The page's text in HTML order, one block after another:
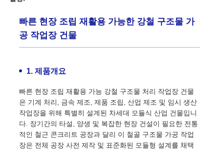
빠른 현장 조립 재활용 가능한 강철 구조물 가
공 작업장 건물
1. 제품개요
빠른 현장 조립 재활용 가능 강철 구조물 처리 작업장 건물
은 기계 처리, 금속 제조, 제품 조립, 산업 제조 및 임시 생산
작업장을 위해 특별히 설계된 차세대 모듈식 산업 건물입니
다. 장기간의 타설, 양생 및 복잡한 현장 건설이 필요한 전통
적인 철근 콘크리트 공장과 달리 이 철골 구조물 가공 작업
장은 전체 공장 사전 제작 및 표준화된 모듈형 설계를 채택